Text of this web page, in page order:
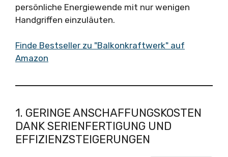
persönliche Energiewende mit nur wenigen
Handgriffen einzuläuten.
Finde Bestseller zu "Balkonkraftwerk" auf
Amazon
1. GERINGE ANSCHAFFUNGSKOSTEN
DANK SERIENFERTIGUNG UND
EFFIZIENZSTEIGERUNGEN